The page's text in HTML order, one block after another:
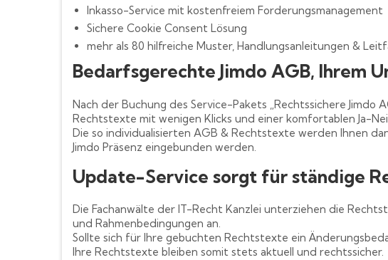
Inkasso-Service mit kostenfreiem Forderungsmanagement
Sichere Cookie Consent Lösung
mehr als 80 hilfreiche Muster, Handlungsanleitungen &
Bedarfsgerechte Jimdo AGB, Ihrem
Nach der Buchung des Service-Pakets „Rechtssichere
Rechtstexte mit wenigen Klicks und einer komfortablen Ja-
Die so individualisierten AGB & Rechtstexte werden Ihnen
Jimdo Präsenz eingebunden werden.
Update-Service sorgt für ständige
Die Fachanwälte der IT-Recht Kanzlei unterziehen die
und Rahmenbedingungen an.
Sollte sich für Ihre gebuchten Rechtstexte ein
Ihre Rechtstexte bleiben somit stets aktuell und rechtssicher.